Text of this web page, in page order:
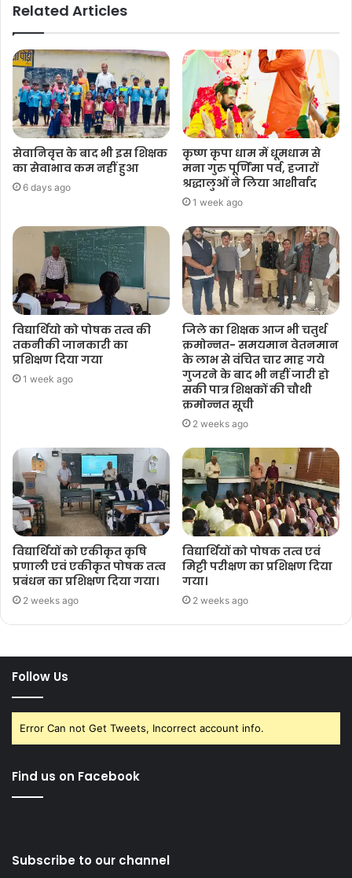
Related Articles
सेवानिवृत्त के बाद भी इस शिक्षक
का सेवाभाव कम नहीं हुआ
6 days ago
कृष्ण कृपा धाम में धूमधाम से
मना गुरु पूर्णिमा पर्व, हजारों
श्रद्धालुओं ने लिया आशीर्वाद
1 week ago
विद्यार्थियो को पोषक तत्व की
तकनीकी जानकारी का
प्रशिक्षण दिया गया
1 week ago
जिले का शिक्षक आज भी चतुर्थ
क्रमोन्नत- समयमान वेतनमान
के लाभ से वंचित चार माह गये
गुजरने के बाद भी नहीं जारी हो
सकी पात्र शिक्षकों की चौथी
क्रमोन्नत सूची
2 weeks ago
विद्यार्थियों को एकीकृत कृषि
प्रणाली एवं एकीकृत पोषक तत्व
प्रबंधन का प्रशिक्षण दिया गया।
2 weeks ago
विद्यार्थियों को पोषक तत्व एवं
मिट्टी परीक्षण का प्रशिक्षण दिया
गया।
2 weeks ago
Follow Us
Error Can not Get Tweets, Incorrect account info.
Find us on Facebook
Subscribe to our channel